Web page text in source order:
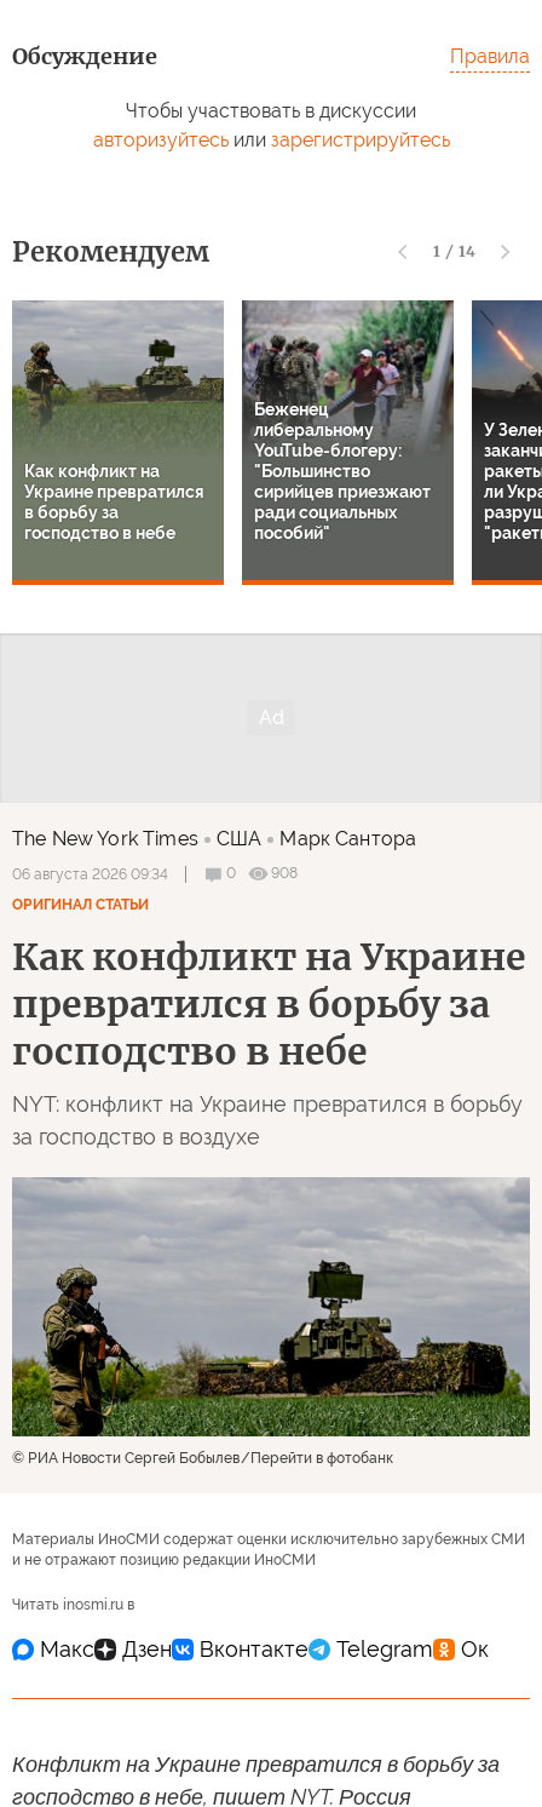
Обсуждение Правила
Чтобы участвовать в дискуссии
авторизуйтесьили зарегистрируйтесь
Рекомендуем 1 / 14
Как конфликт на
Украине превратился
в борьбу за
господство в небе
Беженец
либеральному
YouTube-блогеру:
"Большинство
сирийцев приезжают
ради социальных
пособий"
У
ли
The New York Times США Марк Сантора
06 августа 2026 09:34 0
908
ОРИГИНАЛ СТАТЬИ
Как конфликт на Украине
превратился в борьбу за
господство в небе
NYT: конфликт на Украине превратился в борьбу
за господство в воздухе
© РИА Новости Сергей Бобылев Перейти в фотобанк
Материалы ИноСМИ содержат оценки исключительно зарубежных СМИ
и не отражают позицию редакции ИноСМИ
Читать inosmi.ru в
Конфликт на Украине превратился в борьбу за
господство в небе, пишет NYT. Россия